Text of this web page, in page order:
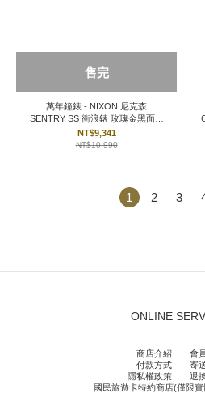
售完
萬年鐘錶 - NIXON 尼克森
SENTRY SS 衝浪錶 玫瑰金黑面簡
約不鏽鋼男錶 A356-1932 錶徑
42MM
NT$9,341
NT$10,990
1 2 3
ONLINE
商店介紹
會
付款方式
寄
隱私權政策
退
國民旅遊卡特約商店(僅限